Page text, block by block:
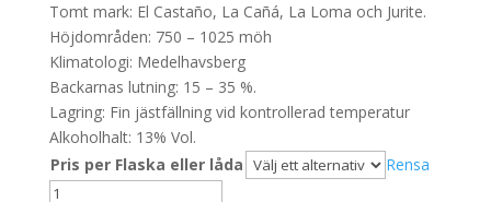
Tomt mark: El Castaño, La Cañá, La Loma och Jurite.
Höjdområden: 750 – 1025 möh
Klimatologi: Medelhavsberg
Backarnas lutning: 15 – 35 %.
Lagring: Fin jästfällning vid kontrollerad temperatur
Alkoholhalt: 13% Vol.
Pris per Flaska eller låda
Rensa
Bodegas